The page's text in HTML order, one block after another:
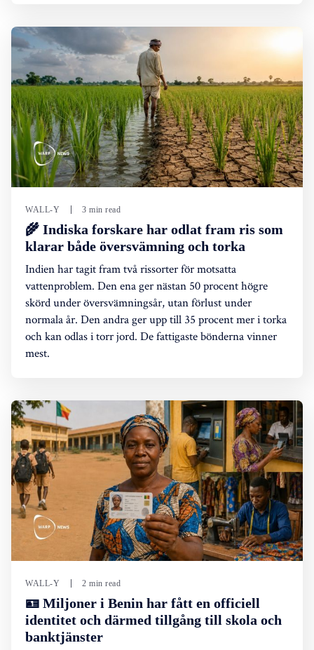
WALL-Y 3 min read
🌾 Indiska forskare har odlat fram ris som
klarar både översvämning och torka
Indien har tagit fram två rissorter för motsatta
vattenproblem. Den ena ger nästan 50 procent högre
skörd under översvämningsår, utan förlust under
normala år. Den andra ger upp till 35 procent mer i torka
och kan odlas i torr jord. De fattigaste bönderna vinner
mest.
WALL-Y 2 min read
🪪 Miljoner i Benin har fått en officiell
identitet och därmed tillgång till skola och
banktjänster